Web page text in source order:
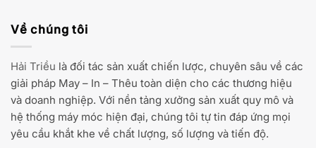
Về chúng tôi
Hải Triều là đối tác sản xuất chiến lược, chuyên sâu về các
giải pháp May – In – Thêu toàn diện cho các thương hiệu
và doanh nghiệp. Với nền tảng xưởng sản xuất quy mô và
hệ thống máy móc hiện đại, chúng tôi tự tin đáp ứng mọi
yêu cầu khắt khe về chất lượng, số lượng và tiến độ.